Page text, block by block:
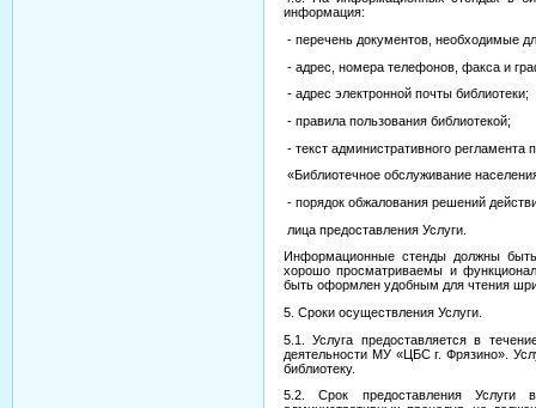
информация:
- перечень документов, необходимые
- адрес, номера телефонов, факса и
- адрес электронной почты библиотеки;
- правила пользования библиотекой;
- текст административного регламента
«Библиотечное обслуживание
- порядок обжалования решений
лица предоставления Услуги.
Информационные стенды должны
хорошо просматриваемы и
быть оформлен удобным для чтения
5. Сроки осуществления Услуги.
5.1. Услуга предоставляется в
деятельности МУ «ЦБС г. Фрязино».
библиотеку.
5.2. Срок предоставления Услуги